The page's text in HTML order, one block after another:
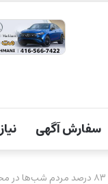
سفارش آگهی